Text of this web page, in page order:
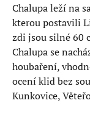
Chalupa leží na
kterou postavili
zdi jsou silné 60
Chalupa se
houbaření,
ocení klid bez
Kunkovice,